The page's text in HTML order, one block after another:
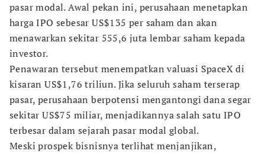
pasar modal. Awal pekan ini, perusahaan menetapkan
harga IPO sebesar US$135 per saham dan akan
menawarkan sekitar 555,6 juta lembar saham kepada
investor.
Penawaran tersebut menempatkan valuasi SpaceX di
kisaran US$1,76 triliun. Jika seluruh saham terserap
pasar, perusahaan berpotensi mengantongi dana segar
sekitar US$75 miliar, menjadikannya salah satu IPO
terbesar dalam sejarah pasar modal global.
Meski prospek bisnisnya terlihat menjanjikan,